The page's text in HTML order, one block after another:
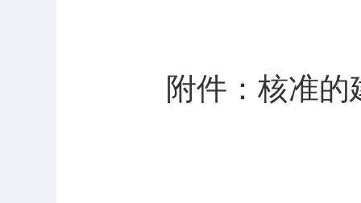
附件：核准的建